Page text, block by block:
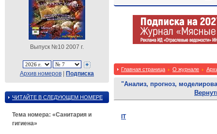
Выпуск №10 2007 г.
Архив номеров | Подписка
ЧИТАЙТЕ В СЛЕДУЮЩЕМ НОМЕРЕ
Тема номера: «Санитария и
гигиена»
Главная страница О журнале
"Анализ, прогноз,
IT